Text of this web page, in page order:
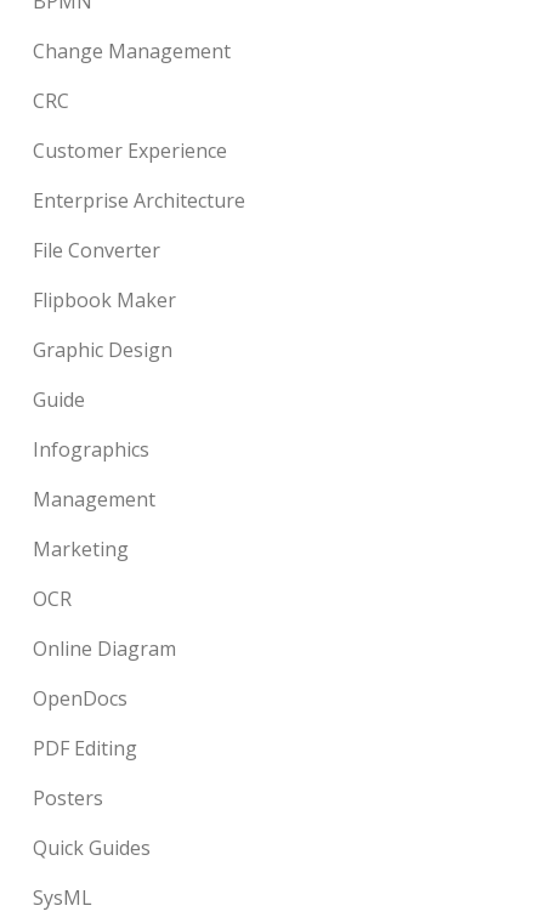
Change Management
CRC
Customer Experience
Enterprise Architecture
File Converter
Flipbook Maker
Graphic Design
Guide
Infographics
Management
Marketing
OCR
Online Diagram
OpenDocs
PDF Editing
Posters
Quick Guides
SysML